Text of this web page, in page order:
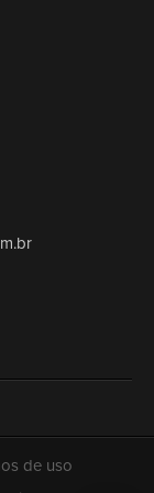
de uso